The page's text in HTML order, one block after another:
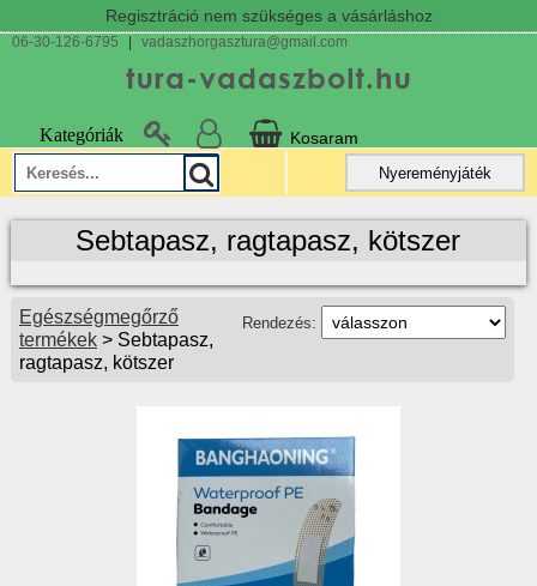
Regisztráció nem szükséges a vásárláshoz
06-30-126-6795 vadaszhorgasztura@gmail.com
Kategóriák Kosaram
Nyereményjáték
Sebtapasz, ragtapasz, kötszer
Rendezés:
Egészségmegőrző
termékek> Sebtapasz,
ragtapasz, kötszer